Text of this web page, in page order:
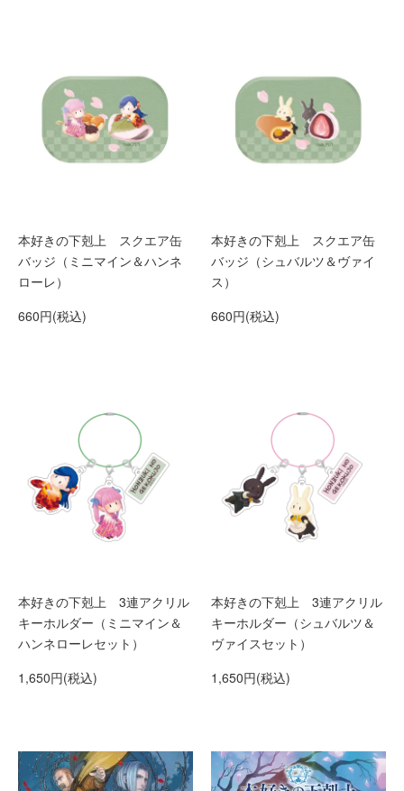
本好きの下剋上 スクエア缶
バッジ（ミニマイン＆ハンネ
ローレ）
660円(税込)
本好きの下剋上 スクエア缶
バッジ（シュバルツ＆ヴァイ
ス）
660円(税込)
本好きの下剋上 3連アクリル
キーホルダー（ミニマイン＆
ハンネローレセット）
1,650円(税込)
本好きの下剋上 3連アクリル
キーホルダー（シュバルツ＆
ヴァイスセット）
1,650円(税込)